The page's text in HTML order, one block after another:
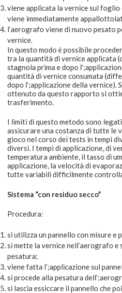
viene applicata la vernice sul
viene immediatamente
l’aerografo viene di nuovo pesato
vernice.
In questo modo é possibile
tra la quantità di vernice applicata
stagnola prima e dopo
quantità di vernice consumata
dopo l’;applicazione della
ottenuto da questo rapporto si
trasferimento.
I limiti di questo metodo sono
assicurare una costanza di tutte le
gioco nel corso dei tests in tempi
diversi. I tempi di applicazione, di
temperatura ambiente, il tasso di
applicazione, la velocità di
tutte variabili difficilmente
Sistema “con residuo secco”
Procedura:
si utilizza un pannello con misure e
si mette la vernice nell’aerografo e
pesatura;
viene fatta l’;applicazione sul
si procede alla pesatura
si lascia essiccare il pannello che